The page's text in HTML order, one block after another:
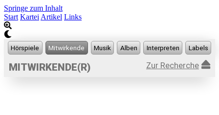
Springe zum Inhalt
Start Kartei Artikel Links
MITWIRKENDE(R) Zur Recherche